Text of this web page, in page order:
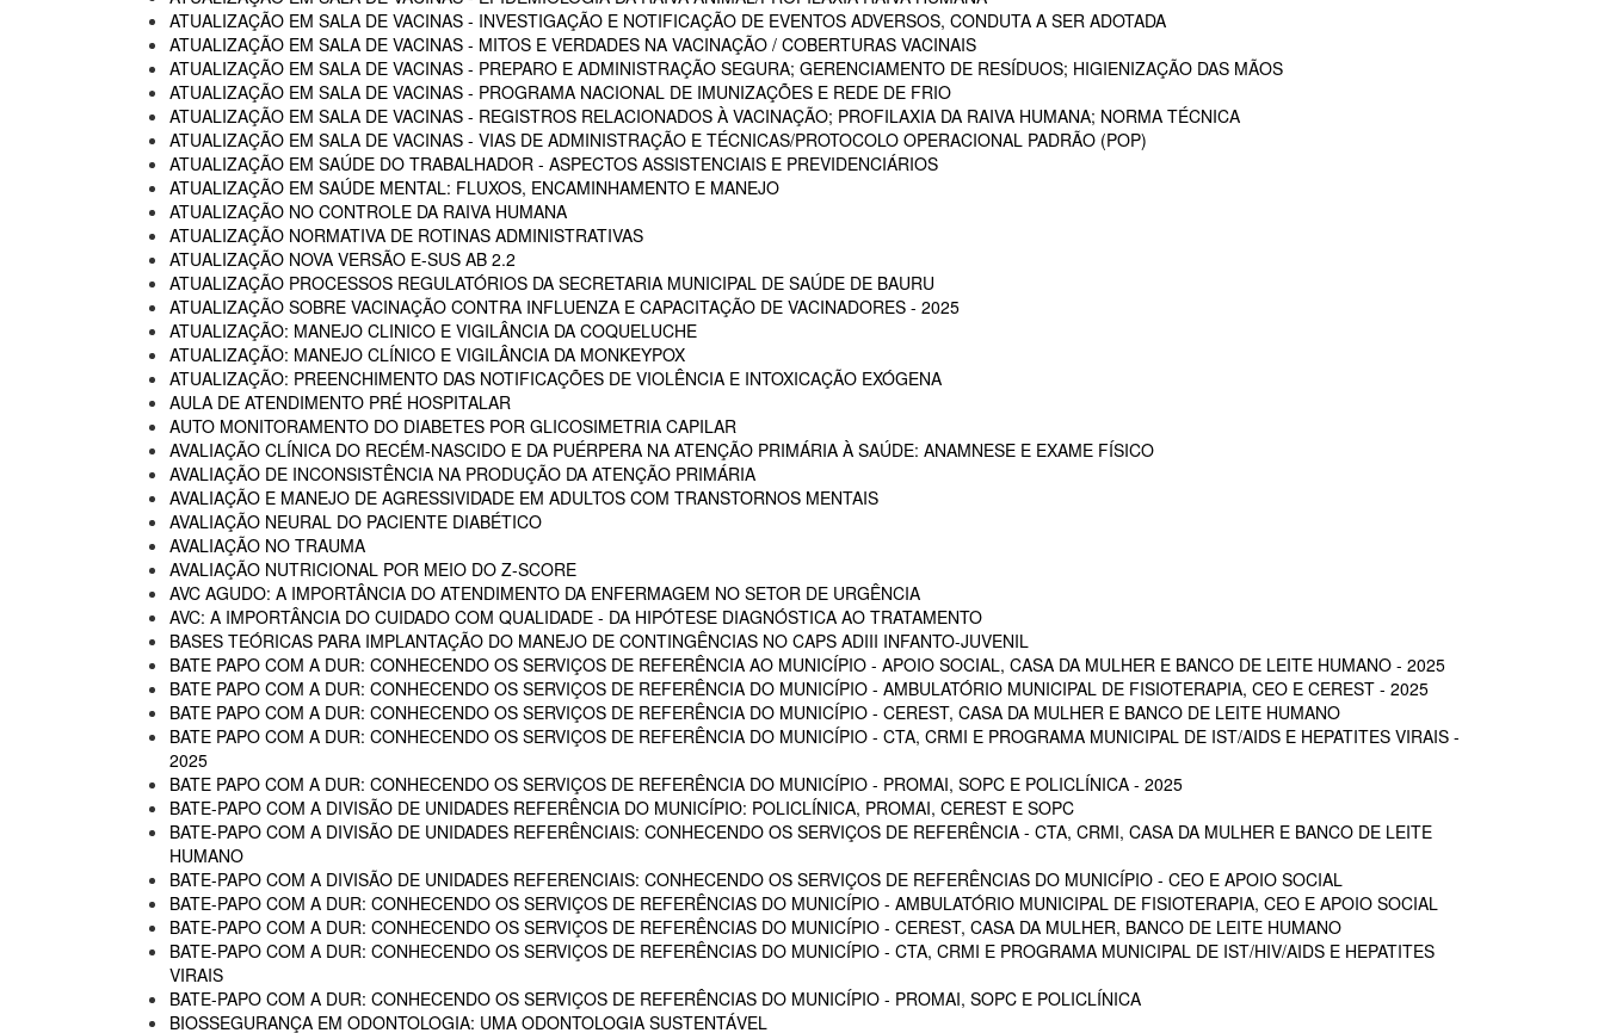
ATUALIZAÇÃO EM SALA DE VACINAS - INVESTIGAÇÃO E NOTIFICAÇÃO DE EVENTOS ADVERSOS, CONDUTA A SER ADOTADA
ATUALIZAÇÃO EM SALA DE VACINAS - MITOS E VERDADES NA VACINAÇÃO / COBERTURAS VACINAIS
ATUALIZAÇÃO EM SALA DE VACINAS - PREPARO E ADMINISTRAÇÃO SEGURA; GERENCIAMENTO DE RESÍDUOS; HIGIENIZAÇÃO DAS MÃOS
ATUALIZAÇÃO EM SALA DE VACINAS - PROGRAMA NACIONAL DE IMUNIZAÇÕES E REDE DE FRIO
ATUALIZAÇÃO EM SALA DE VACINAS - REGISTROS RELACIONADOS À VACINAÇÃO; PROFILAXIA DA RAIVA HUMANA; NORMA TÉCNICA
ATUALIZAÇÃO EM SALA DE VACINAS - VIAS DE ADMINISTRAÇÃO E TÉCNICAS/PROTOCOLO OPERACIONAL PADRÃO (POP)
ATUALIZAÇÃO EM SAÚDE DO TRABALHADOR - ASPECTOS ASSISTENCIAIS E PREVIDENCIÁRIOS
ATUALIZAÇÃO EM SAÚDE MENTAL: FLUXOS, ENCAMINHAMENTO E MANEJO
ATUALIZAÇÃO NO CONTROLE DA RAIVA HUMANA
ATUALIZAÇÃO NORMATIVA DE ROTINAS ADMINISTRATIVAS
ATUALIZAÇÃO NOVA VERSÃO E-SUS AB 2.2
ATUALIZAÇÃO PROCESSOS REGULATÓRIOS DA SECRETARIA MUNICIPAL DE SAÚDE DE BAURU
ATUALIZAÇÃO SOBRE VACINAÇÃO CONTRA INFLUENZA E CAPACITAÇÃO DE VACINADORES - 2025
ATUALIZAÇÃO: MANEJO CLINICO E VIGILÂNCIA DA COQUELUCHE
ATUALIZAÇÃO: MANEJO CLÍNICO E VIGILÂNCIA DA MONKEYPOX
ATUALIZAÇÃO: PREENCHIMENTO DAS NOTIFICAÇÕES DE VIOLÊNCIA E INTOXICAÇÃO EXÓGENA
AULA DE ATENDIMENTO PRÉ HOSPITALAR
AUTO MONITORAMENTO DO DIABETES POR GLICOSIMETRIA CAPILAR
AVALIAÇÃO CLÍNICA DO RECÉM-NASCIDO E DA PUÉRPERA NA ATENÇÃO PRIMÁRIA À SAÚDE: ANAMNESE E EXAME FÍSICO
AVALIAÇÃO DE INCONSISTÊNCIA NA PRODUÇÃO DA ATENÇÃO PRIMÁRIA
AVALIAÇÃO E MANEJO DE AGRESSIVIDADE EM ADULTOS COM TRANSTORNOS MENTAIS
AVALIAÇÃO NEURAL DO PACIENTE DIABÉTICO
AVALIAÇÃO NO TRAUMA
AVALIAÇÃO NUTRICIONAL POR MEIO DO Z-SCORE
AVC AGUDO: A IMPORTÂNCIA DO ATENDIMENTO DA ENFERMAGEM NO SETOR DE URGÊNCIA
AVC: A IMPORTÂNCIA DO CUIDADO COM QUALIDADE - DA HIPÓTESE DIAGNÓSTICA AO TRATAMENTO
BASES TEÓRICAS PARA IMPLANTAÇÃO DO MANEJO DE CONTINGÊNCIAS NO CAPS ADIII INFANTO-JUVENIL
BATE PAPO COM A DUR: CONHECENDO OS SERVIÇOS DE REFERÊNCIA AO MUNICÍPIO - APOIO SOCIAL, CASA DA MULHER E BANCO DE LEITE HUMANO - 2025
BATE PAPO COM A DUR: CONHECENDO OS SERVIÇOS DE REFERÊNCIA DO MUNICÍPIO - AMBULATÓRIO MUNICIPAL DE FISIOTERAPIA, CEO E CEREST - 2025
BATE PAPO COM A DUR: CONHECENDO OS SERVIÇOS DE REFERÊNCIA DO MUNICÍPIO - CEREST, CASA DA MULHER E BANCO DE LEITE HUMANO
BATE PAPO COM A DUR: CONHECENDO OS SERVIÇOS DE REFERÊNCIA DO MUNICÍPIO - CTA, CRMI E PROGRAMA MUNICIPAL DE IST/AIDS E HEPATITES VIRAIS -
2025
BATE PAPO COM A DUR: CONHECENDO OS SERVIÇOS DE REFERÊNCIA DO MUNICÍPIO - PROMAI, SOPC E POLICLÍNICA - 2025
BATE-PAPO COM A DIVISÃO DE UNIDADES REFERÊNCIA DO MUNICÍPIO: POLICLÍNICA, PROMAI, CEREST E SOPC
BATE-PAPO COM A DIVISÃO DE UNIDADES REFERÊNCIAIS: CONHECENDO OS SERVIÇOS DE REFERÊNCIA - CTA, CRMI, CASA DA MULHER E BANCO DE LEITE
HUMANO
BATE-PAPO COM A DIVISÃO DE UNIDADES REFERENCIAIS: CONHECENDO OS SERVIÇOS DE REFERÊNCIAS DO MUNICÍPIO - CEO E APOIO SOCIAL
BATE-PAPO COM A DUR: CONHECENDO OS SERVIÇOS DE REFERÊNCIAS DO MUNICÍPIO - AMBULATÓRIO MUNICIPAL DE FISIOTERAPIA, CEO E APOIO SOCIAL
BATE-PAPO COM A DUR: CONHECENDO OS SERVIÇOS DE REFERÊNCIAS DO MUNICÍPIO - CEREST, CASA DA MULHER, BANCO DE LEITE HUMANO
BATE-PAPO COM A DUR: CONHECENDO OS SERVIÇOS DE REFERÊNCIAS DO MUNICÍPIO - CTA, CRMI E PROGRAMA MUNICIPAL DE IST/HIV/AIDS E HEPATITES
VIRAIS
BATE-PAPO COM A DUR: CONHECENDO OS SERVIÇOS DE REFERÊNCIAS DO MUNICÍPIO - PROMAI, SOPC E POLICLÍNICA
BIOSSEGURANÇA EM ODONTOLOGIA: UMA ODONTOLOGIA SUSTENTÁVEL